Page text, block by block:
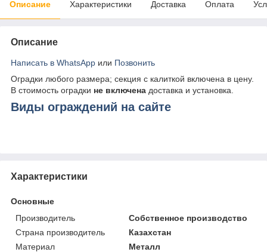
Описание Характеристики Доставка Оплата
Описание
Написать в WhatsApp или Позвонить
Оградки любого размера; секция с калиткой включена в цену.
В стоимость оградки не включена доставка и установка.
Виды ограждений на сайте
Характеристики
Основные
Производитель
Собственное производство
Страна производитель
Казахстан
Материал
Металл